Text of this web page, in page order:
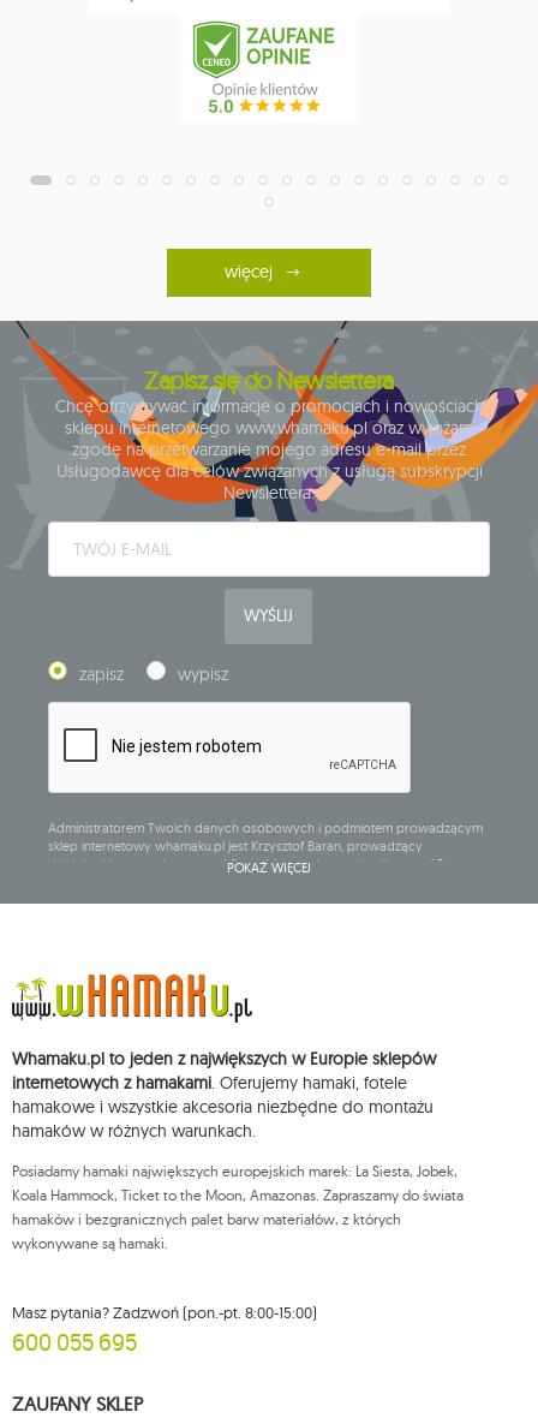
więcej
Zapisz się do Newslettera
Chcę otrzymywać informacje o promocjach i nowościach
sklepu internetowego www.whamaku.pl oraz wyrażam
zgodę na przetwarzanie mojego adresu e-mail przez
Usługodawcę dla celów związanych z usługą subskrypcji
Newslettera.
WYŚLIJ
zapisz wypisz
Administratorem Twoich danych osobowych i podmiotem prowadzącym
sklep internetowy whamaku.pl jest Krzysztof Baran, prowadzący
działalność gospodarczą pod firmą: Mouton Interactive Krzysztof Baran
Dane będą przetwarzane w celu wysyłki newslettera i przechowywane do
chwili rezygnacji z subskrypcji.
Przysługuje Ci prawo do żądania dostępu do swoich danych osobowych,
sprzeciwu wobec przetwarzania swoich danych oraz prawo do
wniesienia skargi do organu nadzorczego oraz cofnięcia zgody w
dowolnym momencie bez wpływu na zgodność z prawem przetwarzania,
którego dokonano na podstawie zgody przed jej cofnięciem. W tym celu
możesz kontaktować się z działem obsługi klienta Mouton Interactive pod
Więcej informacji: www.mouton.pl/ODO
POKAŻ WIĘCEJ
Whamaku.pl to jeden z największych w Europie sklepów
internetowych z hamakami. Oferujemy hamaki, fotele
hamakowe i wszystkie akcesoria niezbędne do montażu
hamaków w różnych warunkach.
Posiadamy hamaki największych europejskich marek: La Siesta, Jobek,
Koala Hammock, Ticket to the Moon, Amazonas. Zapraszamy do świata
hamaków i bezgranicznych palet barw materiałów, z których
wykonywane są hamaki.
Masz pytania? Zadzwoń (pon.-pt. 8:00-15:00)
600 055 695
ZAUFANY SKLEP